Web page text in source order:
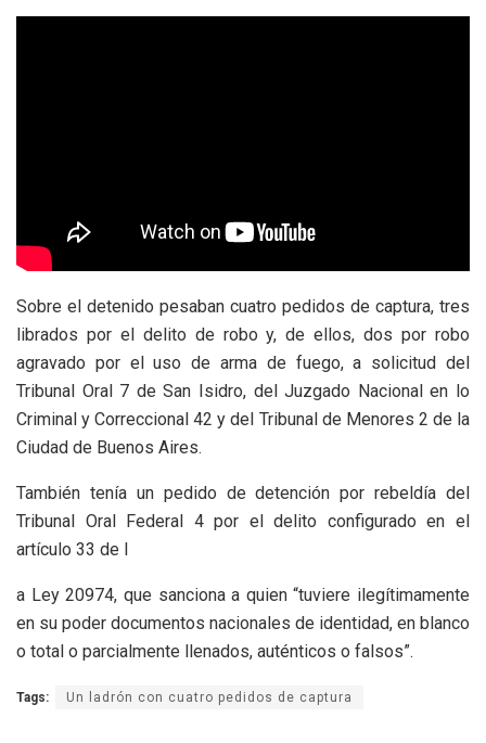
Sobre el detenido pesaban cuatro pedidos de captura, tres
librados por el delito de robo y, de ellos, dos por robo
agravado por el uso de arma de fuego, a solicitud del
Tribunal Oral 7 de San Isidro, del Juzgado Nacional en lo
Criminal y Correccional 42 y del Tribunal de Menores 2 de la
Ciudad de Buenos Aires.
También tenía un pedido de detención por rebeldía del
Tribunal Oral Federal 4 por el delito configurado en el
artículo 33 de l
a Ley 20974, que sanciona a quien “tuviere ilegítimamente
en su poder documentos nacionales de identidad, en blanco
o total o parcialmente llenados, auténticos o falsos”.
Tags: Un ladrón con cuatro pedidos de captura